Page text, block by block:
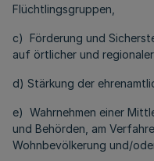
Flüchtlingsgruppen,
c) Förderung und
auf örtlicher und regionaler
d) Stärkung der
e) Wahrnehmen einer
und Behörden, am
Wohnbevölkerung und/